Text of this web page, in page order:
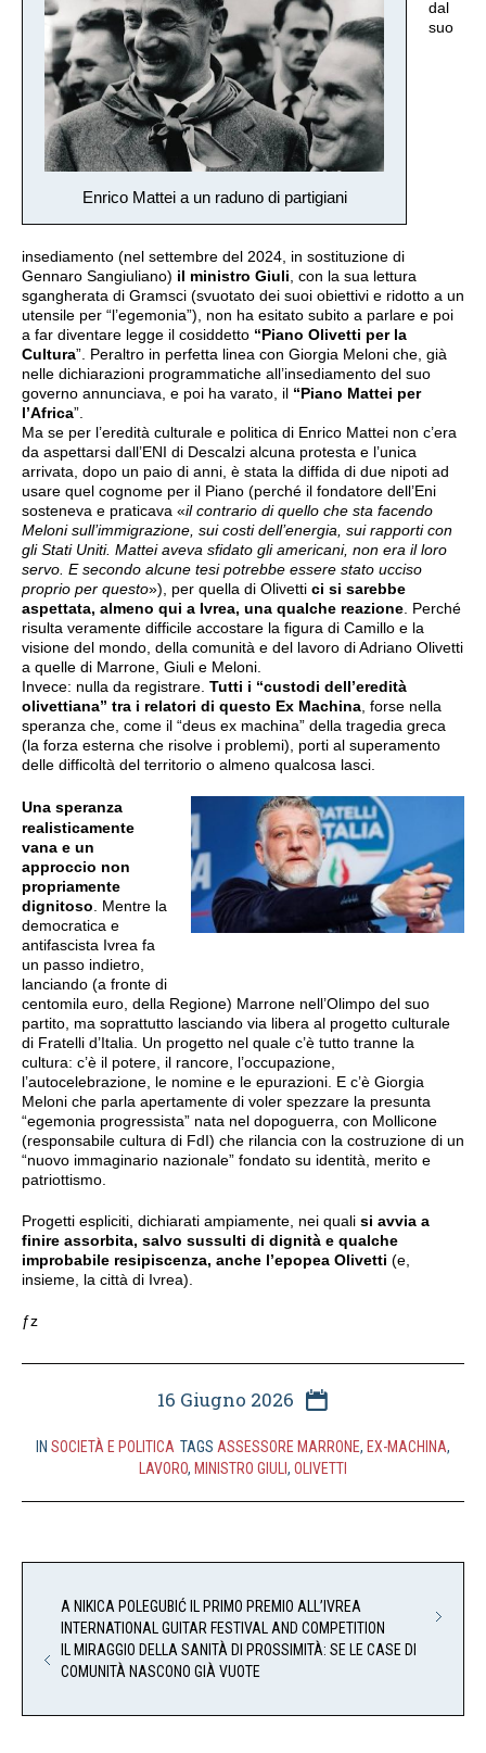
Enrico Mattei a un raduno di partigiani
dal
suo
insediamento (nel settembre del 2024, in sostituzione di
Gennaro Sangiuliano) il ministro Giuli , con la sua lettura
sgangherata di Gramsci (svuotato dei suoi obiettivi e ridotto a un
utensile per “l’egemonia”), non ha esitato subito a parlare e poi
a far diventare legge il cosiddetto “Piano Olivetti per la
Cultura”. Peraltro in perfetta linea con Giorgia Meloni che, già
nelle dichiarazioni programmatiche all’insediamento del suo
governo annunciava, e poi ha varato, il “Piano Mattei per
l’Africa”.
Ma se per l’eredità culturale e politica di Enrico Mattei non c’era
da aspettarsi dall’ENI di Descalzi alcuna protesta e l’unica
arrivata, dopo un paio di anni, è stata la diffida di due nipoti ad
usare quel cognome per il Piano (perché il fondatore dell’Eni
sosteneva e praticava «il contrario di quello che sta facendo
Meloni sull’immigrazione, sui costi dell’energia, sui rapporti con
gli Stati Uniti. Mattei aveva sfidato gli americani, non era il loro
servo. E secondo alcune tesi potrebbe essere stato ucciso
proprio per questo»), per quella di Olivetti ci si sarebbe
aspettata, almeno qui a Ivrea, una qualche reazione . Perché
risulta veramente difficile accostare la figura di Camillo e la
visione del mondo, della comunità e del lavoro di Adriano Olivetti
a quelle di Marrone, Giuli e Meloni.
Invece: nulla da registrare. Tutti i “custodi dell’eredità
olivettiana” tra i relatori di questo Ex Machina , forse nella
speranza che, come il “deus ex machina” della tragedia greca
(la forza esterna che risolve i problemi), porti al superamento
delle difficoltà del territorio o almeno qualcosa lasci.
Una speranza
realisticamente
vana e un
approccio non
propriamente
dignitoso . Mentre la
democratica e
antifascista Ivrea fa
un passo indietro,
lanciando (a fronte di
centomila euro, della Regione) Marrone nell’Olimpo del suo
partito, ma soprattutto lasciando via libera al progetto culturale
di Fratelli d’Italia. Un progetto nel quale c’è tutto tranne la
cultura: c’è il potere, il rancore, l’occupazione,
l’autocelebrazione, le nomine e le epurazioni. E c’è Giorgia
Meloni che parla apertamente di voler spezzare la presunta
“egemonia progressista” nata nel dopoguerra, con Mollicone
(responsabile cultura di FdI) che rilancia con la costruzione di un
“nuovo immaginario nazionale” fondato su identità, merito e
patriottismo.
Progetti espliciti, dichiarati ampiamente, nei quali si avvia a
finire assorbita, salvo sussulti di dignità e qualche
improbabile resipiscenza, anche l’epopea Olivetti (e,
insieme, la città di Ivrea).
ƒz
16 Giugno 2026
IN SOCIETÀ E POLITICA TAGS ASSESSORE MARRONE, EX-MACHINA,
LAVORO, MINISTRO GIULI, OLIVETTI
A NIKICA POLEGUBIĆ IL PRIMO PREMIO ALL’IVREA
INTERNATIONAL GUITAR FESTIVAL AND COMPETITION
IL MIRAGGIO DELLA SANITÀ DI PROSSIMITÀ: SE LE CASE DI
COMUNITÀ NASCONO GIÀ VUOTE